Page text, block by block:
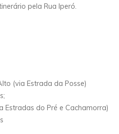
pela Rua Iperó.
(via Estrada da Posse)
Estradas do Pré e Cachamorra)